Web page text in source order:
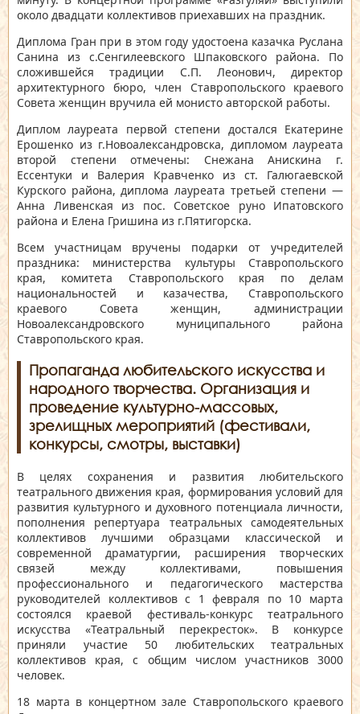
около двадцати коллективов приехавших на праздник.
Диплома Гран при в этом году удостоена казачка Руслана
Санина из с.Сенгилеевского Шпаковского района. По
сложившейся традиции С.П. Леонович, директор
архитектурного бюро, член Ставропольского краевого
Совета женщин вручила ей монисто авторской работы.
Диплом лауреата первой степени достался Екатерине
Ерошенко из г.Новоалександровска, дипломом лауреата
второй степени отмечены: Снежана Анискина г.
Ессентуки и Валерия Кравченко из ст. Галюгаевской
Курского района, диплома лауреата третьей степени —
Анна Ливенская из пос. Советское руно Ипатовского
района и Елена Гришина из г.Пятигорска.
Всем участницам вручены подарки от учредителей
праздника: министерства культуры Ставропольского
края, комитета Ставропольского края по делам
национальностей и казачества, Ставропольского
краевого Совета женщин, администрации
Новоалександровского муниципального района
Ставропольского края.
Пропаганда любительского искусства и
народного творчества. Организация и
проведение культурно-массовых,
зрелищных мероприятий (фестивали,
конкурсы, смотры, выставки)
В целях сохранения и развития любительского
театрального движения края, формирования условий для
развития культурного и духовного потенциала личности,
пополнения репертуара театральных самодеятельных
коллективов лучшими образцами классической и
современной драматургии, расширения творческих
связей между коллективами, повышения
профессионального и педагогического мастерства
руководителей коллективов с 1 февраля по 10 марта
состоялся краевой фестиваль-конкурс театрального
искусства «Театральный перекресток». В конкурсе
приняли участие 50 любительских театральных
коллективов края, с общим числом участников 3000
человек.
18 марта в концертном зале Ставропольского краевого